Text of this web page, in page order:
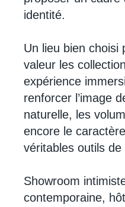
identité.
Un lieu bien choisi
valeur les
expérience
renforcer l’image
naturelle, les
encore le
véritables outils
Showroom
contemporaine,